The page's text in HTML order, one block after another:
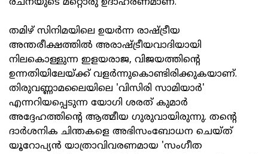
രചനയുടെ മറ്റൊരു ഉദാഹരണമാണ്.
തമിഴ് സിനിമയിലെ ഉയർന്ന രാഷ്ട്രീയ
അന്തരീക്ഷത്തിൽ അരാഷ്ട്രീയവാദിയായി
നിലകൊള്ളുന്ന ഇളയരാജ, വിജയത്തിന്റെ
ഉന്നതിയിലേയ്ക്ക് വളർന്നുകൊണ്ടിരിക്കുകയാണ്.
തിരുവണ്ണാമലൈയിലെ 'വിസിരി സാമിയാർ'
എന്നറിയപ്പെടുന്ന യോഗി ശരത് കുമാർ
അദ്ദേഹത്തിന്റെ ആത്മീയ ഗുരുവായിരുന്നു. തന്റെ
ദാർശനിക ചിന്തകളെ അഭിസംബോധന ചെയ്ത്
യൂറോപ്യൻ യാത്രാവിവരണമായ 'സംഗീത